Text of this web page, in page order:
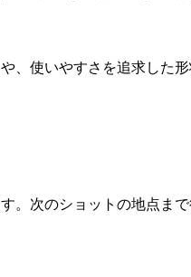
使いやすさを追求した
次のショットの地点ま